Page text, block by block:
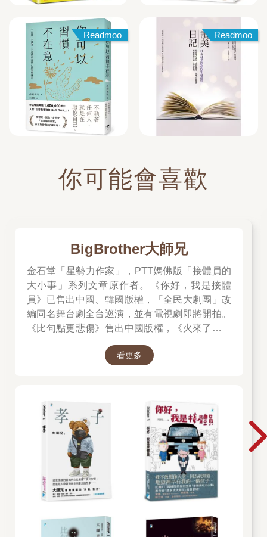
Readmoo Readmoo
你可能會喜歡
BigBrother大師兄
金石堂「星勢力作家」，PTT媽佛版「接體員的
大小事」系列文章原作者。《你好，我是接體
員》已售出中國、韓國版權，「全民大劇團」改
編同名舞台劇全台巡演，並有電視劇即將開拍。
《比句點更悲傷》售出中國版權，《火來了，快
跑》售出泰國版權。
看更多